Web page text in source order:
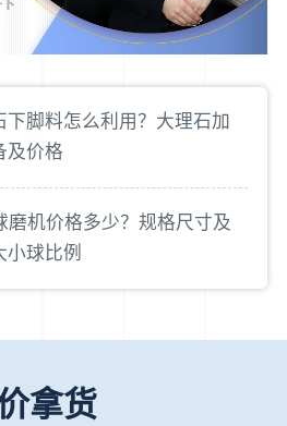
下脚料怎么利用？大理石加
及价格
磨机价格多少？规格尺寸及
小球比例
拿货